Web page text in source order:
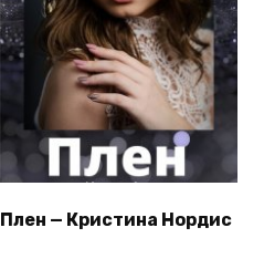
Плен — Кристина Нордис